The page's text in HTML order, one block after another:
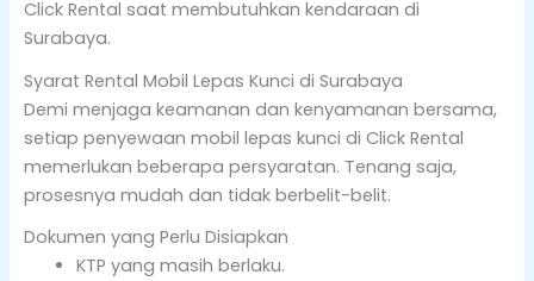
Click Rental saat membutuhkan kendaraan di
Surabaya.
Syarat Rental Mobil Lepas Kunci di Surabaya
Demi menjaga keamanan dan kenyamanan bersama,
setiap penyewaan mobil lepas kunci di Click Rental
memerlukan beberapa persyaratan. Tenang saja,
prosesnya mudah dan tidak berbelit-belit.
Dokumen yang Perlu Disiapkan
KTP yang masih berlaku.